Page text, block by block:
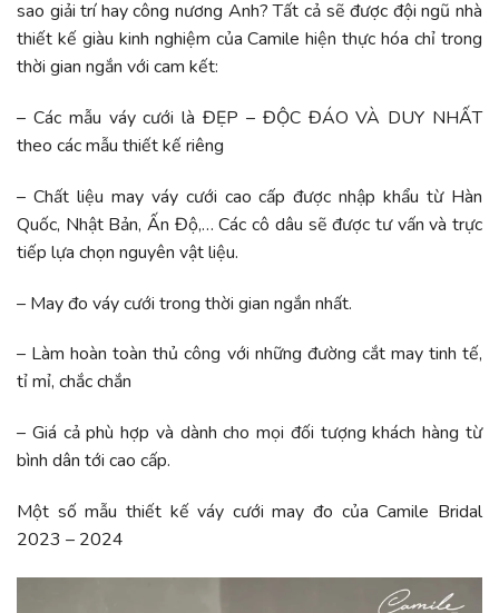
sao giải trí hay công nương Anh? Tất cả sẽ được đội ngũ nhà
thiết kế giàu kinh nghiệm của Camile hiện thực hóa chỉ trong
thời gian ngắn với cam kết:
– Các mẫu váy cưới là ĐẸP – ĐỘC ĐÁO VÀ DUY NHẤT
theo các mẫu thiết kế riêng
– Chất liệu may váy cưới cao cấp được nhập khẩu từ Hàn
Quốc, Nhật Bản, Ấn Độ,… Các cô dâu sẽ được tư vấn và trực
tiếp lựa chọn nguyên vật liệu.
– May đo váy cưới trong thời gian ngắn nhất.
– Làm hoàn toàn thủ công với những đường cắt may tinh tế,
tỉ mỉ, chắc chắn
– Giá cả phù hợp và dành cho mọi đối tượng khách hàng từ
bình dân tới cao cấp.
Một số mẫu thiết kế váy cưới may đo của Camile Bridal
2023 – 2024